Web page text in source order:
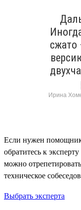
сжато
Ирина
Если нужен помощник
обратитесь к
можно
техническое
Выбрать эксперта